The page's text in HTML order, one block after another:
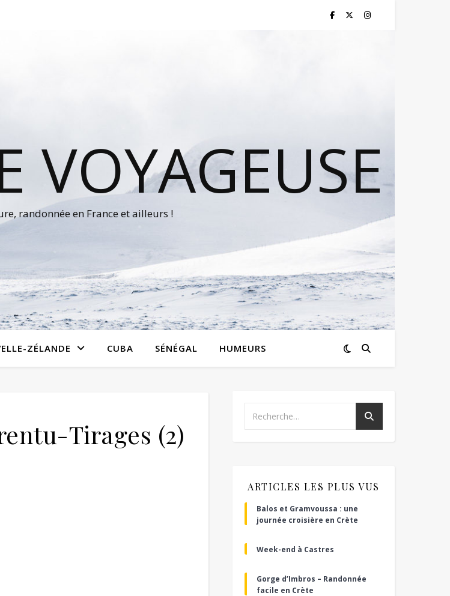
VOYAGEUSE
randonnée en France et ailleurs !
ZÉLANDE CUBA SÉNÉGAL HUMEURS
Tirages (2)
ARTICLES LES PLUS VUS
Balos et Gramvoussa : une
journée croisière en Crète
Week-end à Castres
Gorge d’Imbros – Randonnée
facile en Crète